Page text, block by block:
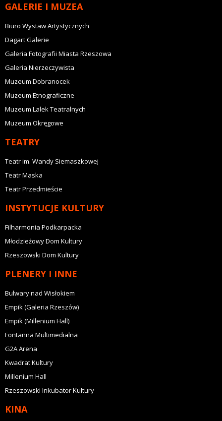
GALERIE I MUZEA
Biuro Wystaw Artystycznych
Dagart Galerie
Galeria Fotografii Miasta Rzeszowa
Galeria Nierzeczywista
Muzeum Dobranocek
Muzeum Etnograficzne
Muzeum Lalek Teatralnych
Muzeum Okręgowe
TEATRY
Teatr im. Wandy Siemaszkowej
Teatr Maska
Teatr Przedmieście
INSTYTUCJE KULTURY
Filharmonia Podkarpacka
Młodzieżowy Dom Kultury
Rzeszowski Dom Kultury
PLENERY I INNE
Bulwary nad Wisłokiem
Empik (Galeria Rzeszów)
Empik (Millenium Hall)
Fontanna Multimedialna
G2A Arena
Kwadrat Kultury
Millenium Hall
Rzeszowski Inkubator Kultury
KINA